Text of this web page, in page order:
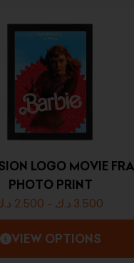
LOGO MOVIE
PHOTO PRINT
2.500 - 3.500 د.ك
VIEW OPTIONS